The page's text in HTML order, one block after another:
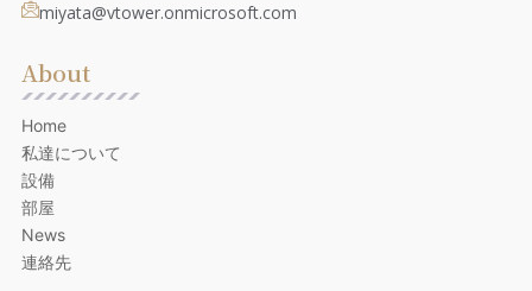
miyata@vtower.onmicrosoft.com
About
Home
私達について
設備
部屋
News
連絡先